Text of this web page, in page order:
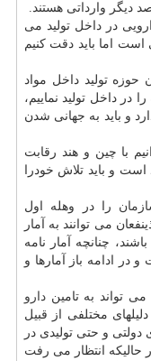
اولیه دارویی در داخل تولید می
است اما باید دقت كنیم
تولید داخل مواد
را در داخل تولید نماییم،
و باید به جهانی شدن
با چین و هند رقابت
است و باید تلاش خودرا
را در وهله اول
می توانند به آمار
چنانچه آمار نامه
یافته است و در ادامه باز آمارها و
می تواند به تامین دارو
مختلفی از قبیل
دولتی و حتی تولیدی در
حالیكه انتظار می رفت